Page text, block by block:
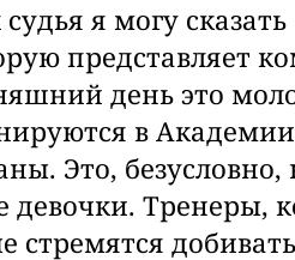
я могу
представляет
день это
в
Это, безусловно,
девочки. Тренеры,